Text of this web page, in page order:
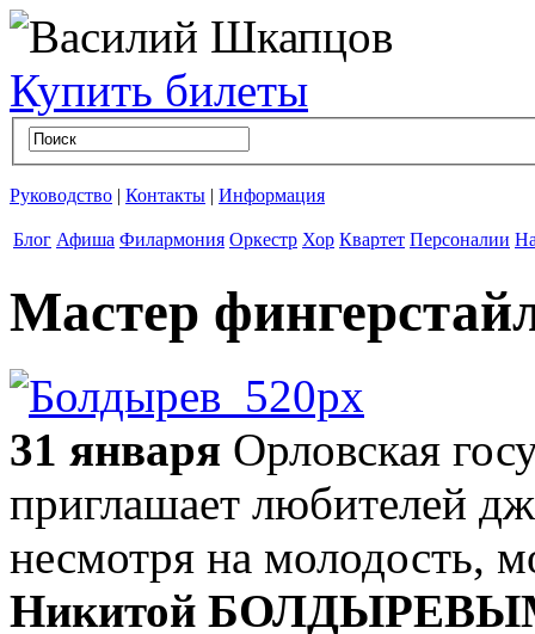
Купить билеты
Руководство | Контакты | Информация
Блог Афиша Филармония Оркестр Хор Квартет Персоналии
Мастер
31 января Орловская
приглашает любителей
несмотря на молодость,
Никитой